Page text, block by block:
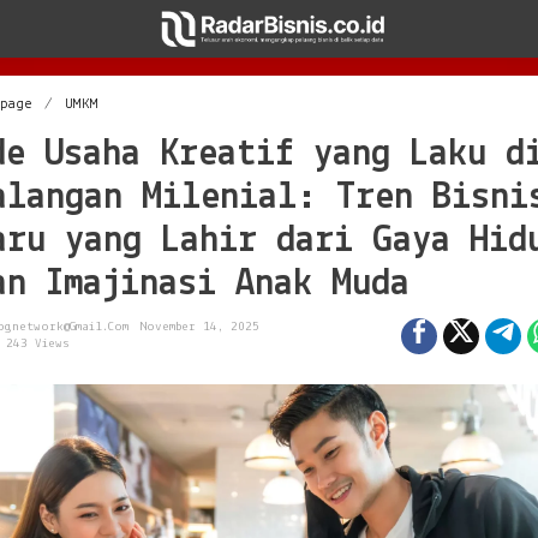
/ UMKM
e
U
s
a
h
a
K
r
e
i
f
y
a
n
L
Usaha Kreatif yang Laku
Milenial: Tren
yang Lahir dari Gaya
Imajinasi Anak Muda
November 14, 2025
243 Views